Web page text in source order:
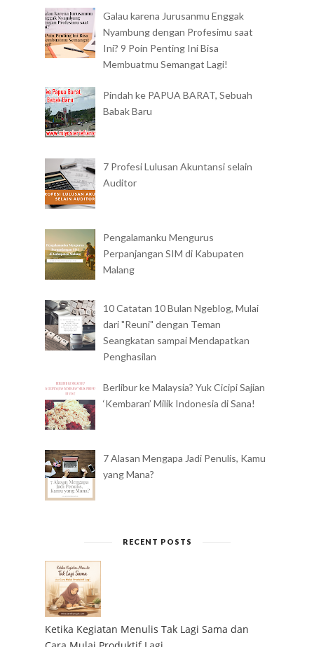
Galau karena Jurusanmu Enggak
Nyambung dengan Profesimu saat
Ini? 9 Poin Penting Ini Bisa
Membuatmu Semangat Lagi!
Pindah ke PAPUA BARAT, Sebuah
Babak Baru
7 Profesi Lulusan Akuntansi selain
Auditor
Pengalamanku Mengurus
Perpanjangan SIM di Kabupaten
Malang
10 Catatan 10 Bulan Ngeblog, Mulai
dari "Reuni" dengan Teman
Seangkatan sampai Mendapatkan
Penghasilan
Berlibur ke Malaysia? Yuk Cicipi Sajian
‘Kembaran’ Milik Indonesia di Sana!
7 Alasan Mengapa Jadi Penulis, Kamu
yang Mana?
RECENT POSTS
Ketika Kegiatan Menulis Tak Lagi Sama dan